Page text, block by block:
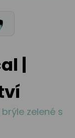
|
zelené s